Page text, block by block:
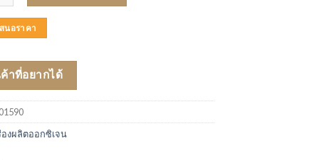
นอราคา
าที่อยากได้
องผลิตออกซิเจน